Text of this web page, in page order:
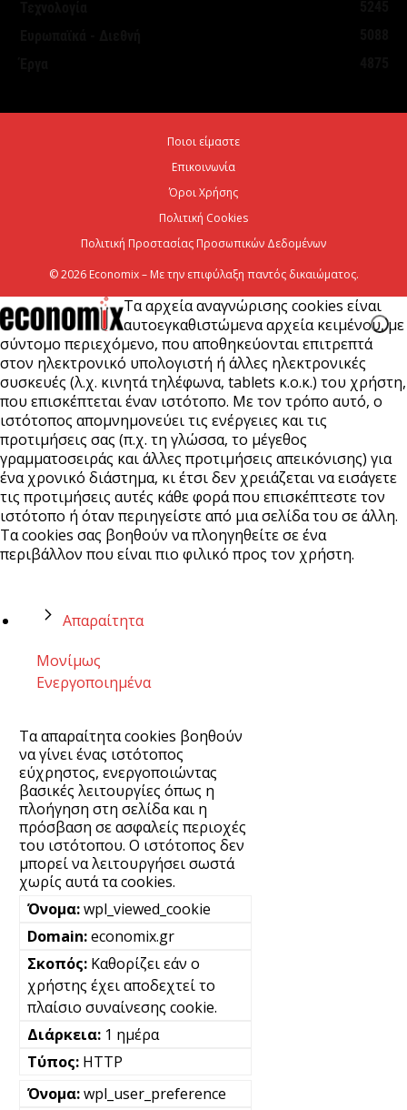
Ψεκασμοί για την καταπολέμηση των κουνουπιών,
στις 10-11-12 Αυγούστου
Ποιοι είμαστε
Επικοινωνία
Όροι Χρήσης
Πολιτική Cookies
Πολιτική Προστασίας Προσωπικών Δεδομένων
© 2026 Economix – Με την επιφύλαξη παντός δικαιώματος.
Τα αρχεία αναγνώρισης cookies είναι
αυτοεγκαθιστώμενα αρχεία κειμένου, με
σύντομο περιεχόμενο, που αποθηκεύονται επιτρεπτά
στον ηλεκτρονικό υπολογιστή ή άλλες ηλεκτρονικές
συσκευές (λ.χ. κινητά τηλέφωνα, tablets κ.ο.κ.) του χρήστη,
που επισκέπτεται έναν ιστότοπο. Με τον τρόπο αυτό, ο
ιστότοπος απομνημονεύει τις ενέργειες και τις
προτιμήσεις σας (π.χ. τη γλώσσα, το μέγεθος
γραμματοσειράς και άλλες προτιμήσεις απεικόνισης) για
ένα χρονικό διάστημα, κι έτσι δεν χρειάζεται να εισάγετε
τις προτιμήσεις αυτές κάθε φορά που επισκέπτεστε τον
ιστότοπο ή όταν περιηγείστε από μια σελίδα του σε άλλη.
Τα cookies σας βοηθούν να πλοηγηθείτε σε ένα
περιβάλλον που είναι πιο φιλικό προς τον χρήστη.
Απαραίτητα
Μονίμως
Ενεργοποιημένα
Τα απαραίτητα cookies βοηθούν
να γίνει ένας ιστότοπος
εύχρηστος, ενεργοποιώντας
βασικές λειτουργίες όπως η
πλοήγηση στη σελίδα και η
πρόσβαση σε ασφαλείς περιοχές
του ιστότοπου. Ο ιστότοπος δεν
μπορεί να λειτουργήσει σωστά
χωρίς αυτά τα cookies.
wpl_viewed_cookie
economix.gr
Καθορίζει εάν ο
χρήστης έχει αποδεχτεί το
πλαίσιο συναίνεσης cookie.
1 ημέρα
HTTP
wpl_user_preference